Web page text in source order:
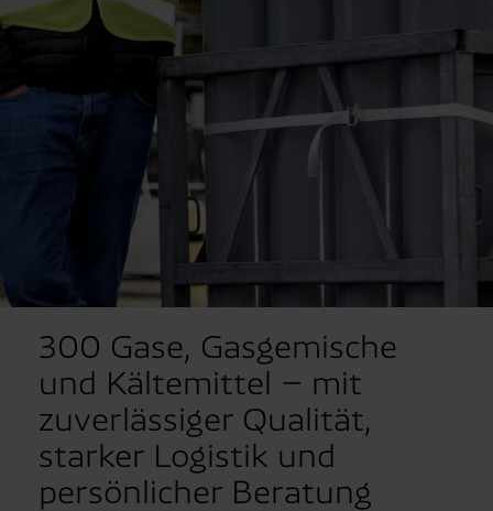
300 Gase, Gasgemische
und Kältemittel – mit
zuverlässiger Qualität,
starker Logistik und
persönlicher Beratung